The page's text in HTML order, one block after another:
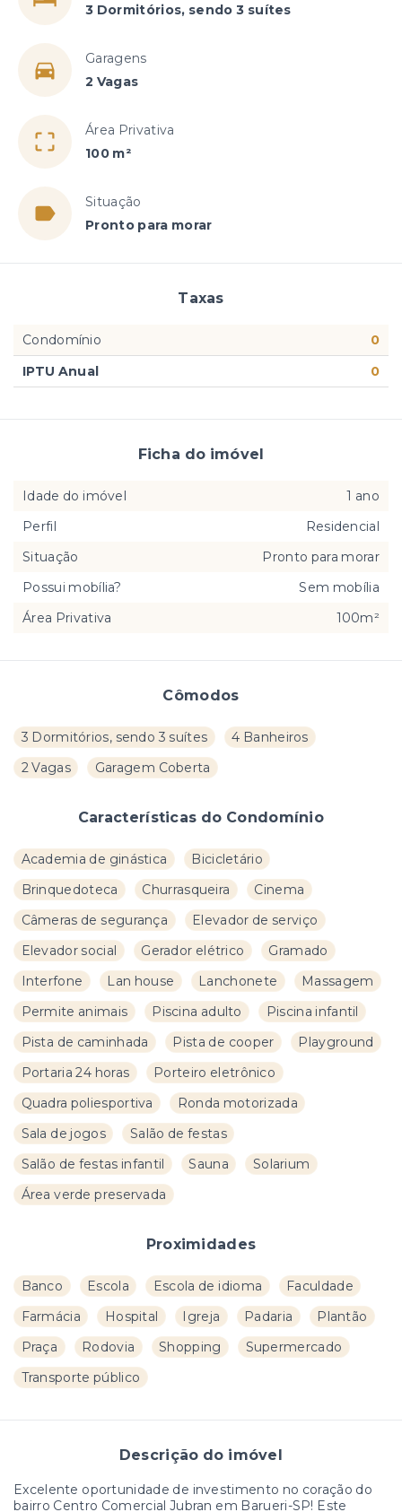
3 Dormitórios, sendo 3 suítes
Garagens
2 Vagas
Área Privativa
100 m²
Situação
Pronto para morar
Cômodos
3 Dormitórios, sendo 3 suítes
4 Banheiros
2 Vagas
Garagem Coberta
Características do Condomínio
Academia de ginástica
Bicicletário
Brinquedoteca
Churrasqueira
Cinema
Câmeras de segurança
Elevador de serviço
Elevador social
Gerador elétrico
Gramado
Interfone
Lan house Lanchonete
Massagem
Permite animais
Piscina adulto
Piscina infantil
Pista de caminhada
Pista de cooper
Playground
Portaria 24 horas
Porteiro eletrônico
Quadra poliesportiva
Ronda motorizada
Sala de jogos
Salão de festas
Salão de festas infantil
Sauna
Solarium
Área verde preservada
Proximidades
Banco Escola Escola de idioma
Faculdade
Farmácia
Hospital Igreja Padaria
Plantão
Praça
Rodovia Shopping
Supermercado
Transporte público
Descrição do imóvel
Excelente oportunidade de investimento no coração do
bairro Centro Comercial Jubran em Barueri-SP! Este
Taxas
Condomínio
0
IPTU Anual
0
Ficha do imóvel
Idade do imóvel
1 ano
Perfil
Residencial
Situação
Pronto para morar
Possui mobília?
Sem mobília
Área Privativa
100m²